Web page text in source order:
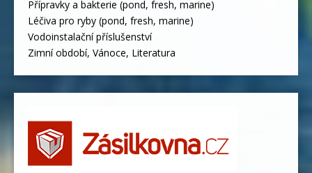
Přípravky a bakterie (pond, fresh, marine)
Léčiva pro ryby (pond, fresh, marine)
Vodoinstalační příslušenství
Zimní období, Vánoce, Literatura